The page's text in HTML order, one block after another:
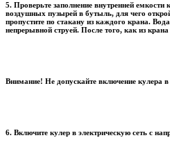
5. Проверьте заполнение внутренней
воздушных пузырей в бутыль, для чего
пропустите по стакану из каждого крана.
непрерывной струей. После того, как из
Внимание! Не допускайте включение кулера в
6. Включите кулер в электрическую сеть с